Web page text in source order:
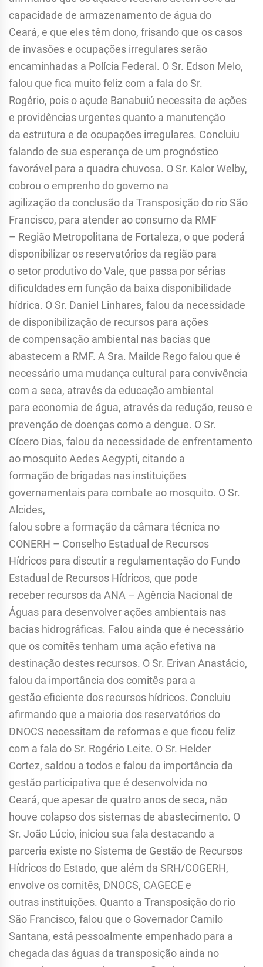
capacidade de armazenamento de água do
Ceará, e que eles têm dono, frisando que os casos
de invasões e ocupações irregulares serão
encaminhadas a Polícia Federal. O Sr. Edson Melo,
falou que fica muito feliz com a fala do Sr.
Rogério, pois o açude Banabuiú necessita de ações
e providências urgentes quanto a manutenção
da estrutura e de ocupações irregulares. Concluiu
falando de sua esperança de um prognóstico
favorável para a quadra chuvosa. O Sr. Kalor Welby,
cobrou o emprenho do governo na
agilização da conclusão da Transposição do rio São
Francisco, para atender ao consumo da RMF
– Região Metropolitana de Fortaleza, o que poderá
disponibilizar os reservatórios da região para
o setor produtivo do Vale, que passa por sérias
dificuldades em função da baixa disponibilidade
hídrica. O Sr. Daniel Linhares, falou da necessidade
de disponibilização de recursos para ações
de compensação ambiental nas bacias que
abastecem a RMF. A Sra. Mailde Rego falou que é
necessário uma mudança cultural para convivência
com a seca, através da educação ambiental
para economia de água, através da redução, reuso e
prevenção de doenças como a dengue. O Sr.
Cícero Dias, falou da necessidade de enfrentamento
ao mosquito Aedes Aegypti, citando a
formação de brigadas nas instituições
governamentais para combate ao mosquito. O Sr.
Alcides,
falou sobre a formação da câmara técnica no
CONERH – Conselho Estadual de Recursos
Hídricos para discutir a regulamentação do Fundo
Estadual de Recursos Hídricos, que pode
receber recursos da ANA – Agência Nacional de
Águas para desenvolver ações ambientais nas
bacias hidrográficas. Falou ainda que é necessário
que os comitês tenham uma ação efetiva na
destinação destes recursos. O Sr. Erivan Anastácio,
falou da importância dos comitês para a
gestão eficiente dos recursos hídricos. Concluiu
afirmando que a maioria dos reservatórios do
DNOCS necessitam de reformas e que ficou feliz
com a fala do Sr. Rogério Leite. O Sr. Helder
Cortez, saldou a todos e falou da importância da
gestão participativa que é desenvolvida no
Ceará, que apesar de quatro anos de seca, não
houve colapso dos sistemas de abastecimento. O
Sr. João Lúcio, iniciou sua fala destacando a
parceria existe no Sistema de Gestão de Recursos
Hídricos do Estado, que além da SRH/COGERH,
envolve os comitês, DNOCS, CAGECE e
outras instituições. Quanto a Transposição do rio
São Francisco, falou que o Governador Camilo
Santana, está pessoalmente empenhado para a
chegada das águas da transposição ainda no